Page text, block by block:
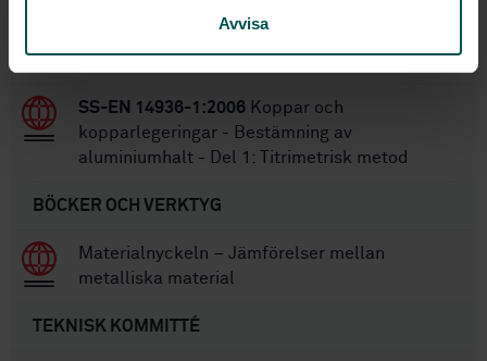
Avvisa
Del 2: Flamatomär
absorptionsspektrometrimetod (FAAS)
SS-EN 14936-1:2006 Koppar och
kopparlegeringar - Bestämning av
aluminiumhalt - Del 1: Titrimetrisk metod
BÖCKER OCH VERKTYG
Materialnyckeln – Jämförelser mellan
metalliska material
TEKNISK KOMMITTÉ